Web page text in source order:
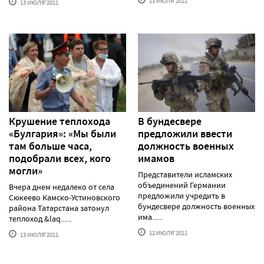
13 ИЮЛЯ'2011
Крушение теплохода
«Булгария»: «Мы были
там больше часа,
подобрали всех, кого
могли»
Вчера днем недалеко от села
Сюкеево Камско-Устиновского
района Татарстана затонул
теплоход &laq......
13 ИЮЛЯ'2011
В бундесвере
предложили ввести
должность военных
имамов
Представители исламских
объединений Германии
предложили учредить в
бундесвере должность военных
има......
12 ИЮЛЯ'2011